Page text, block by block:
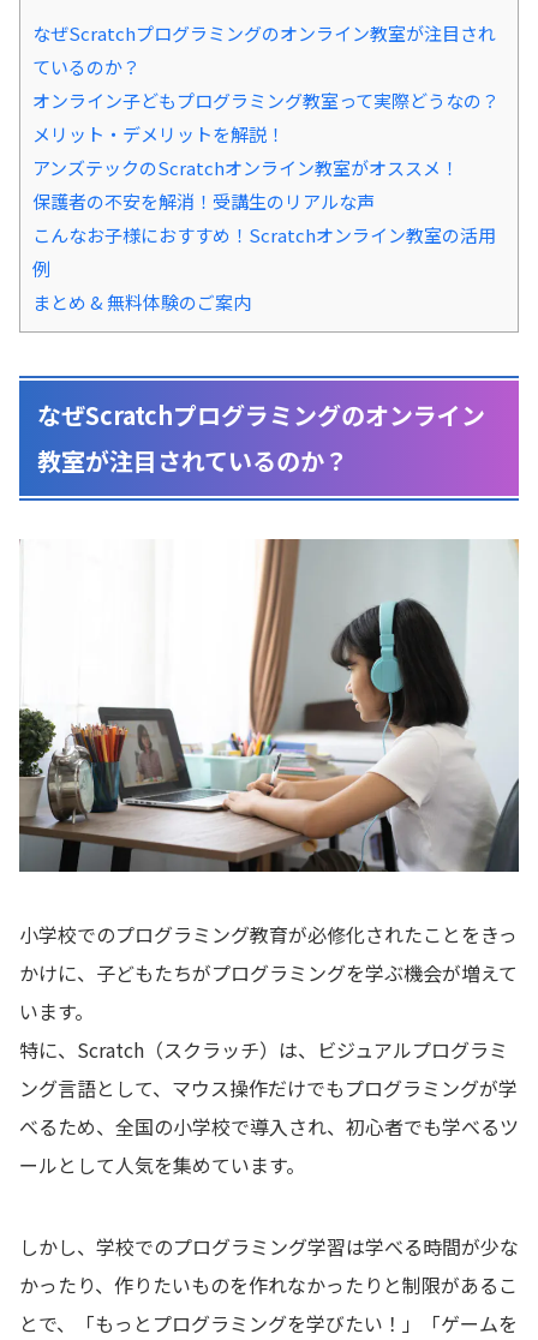
なぜScratchプログラミングのオンライン教室が注目され
ているのか？
オンライン子どもプログラミング教室って実際どうなの？
メリット・デメリットを解説！
アンズテックのScratchオンライン教室がオススメ！
保護者の不安を解消！受講生のリアルな声
こんなお子様におすすめ！Scratchオンライン教室の活用
例
まとめ & 無料体験のご案内
なぜScratchプログラミングのオンライン
教室が注目されているのか？
小学校でのプログラミング教育が必修化されたことをきっ
かけに、子どもたちがプログラミングを学ぶ機会が増えて
います。
特に、Scratch（スクラッチ）は、ビジュアルプログラミ
ング言語として、マウス操作だけでもプログラミングが学
べるため、全国の小学校で導入され、初心者でも学べるツ
ールとして人気を集めています。
しかし、学校でのプログラミング学習は学べる時間が少な
かったり、作りたいものを作れなかったりと制限があるこ
とで、「もっとプログラミングを学びたい！」「ゲームを